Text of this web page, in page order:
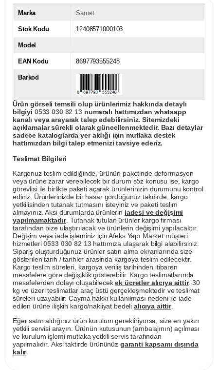
Marka Samet
Stok Kodu 12408571000103
Model
EAN Kodu 8697793555248
Barkod
Ürün görseli temsili olup ürünlerimiz hakkında detaylı
bilgiyi 0533 030 82 13numaralı hattımızdan whatsapp
kanalı veya arayarak talep edebilirsiniz. Sitemizdeki
açıklamalar sürekli olarak güncellenmektedir. Bazı detaylar
sadece kataloglarda yer aldığı için mutlaka destek
hattımızdan bilgi talep etmenizi tavsiye ederiz.
Teslimat Bilgileri
Kargonuz teslim edildiğinde, ürünün paketinde deformasyon
veya ürüne zarar verebilecek bir durum söz konusu ise, kargo
görevlisi ile birlikte paketi açarak ürünlerinizin durumunu kontrol
ediniz. Ürünlerinizde bir hasar gördüğünüz takdirde, kargo
yetkilisinden tutanak tutmasını isteyiniz ve paketi teslim
almayınız. Aksi durumlarda ürünlerin iadesi ve değişimi
yapılmamaktadır. Tutanak tutulan ürünler kargo firması
tarafından bize ulaştırılacak ve ürünlerin değişimi yapılacaktır.
Değişim veya iade işleminiz için Afeks Yapı Market müşteri
hizmetleri0533 030 82 13hattımıza ulaşarak bilgi alabilirsiniz.
Sipariş oluşturduğunuz ürünler satın alma ekranlarında size
gösterilen tarih / tarihler arasında kargoya teslim edilecektir.
Kargo teslim süreleri, kargoya veriliş tarihinden itibaren
mesafelere göre değişiklik gösterebilir. Kargo teslimatlarında
mesafelerden dolayı oluşabilecekek ücretler alıcıya aittir. 30
kg ve üzeri teslimatlar araç üstü gerçekleşmektedir ve teslimat
süreleri uzayabilir. Cayma hakkı kullanılması nedeni ile iade
edilen ürüne ilişkin kargo/nakliyat bedeli alıcıya aittir.
Eğer satın aldığınız ürün kurulum gerektiriyorsa, size en yakın
yetkili servisi arayın. Ürünün kutusunun (ambalajının) açılması
ve kurulum işlemi mutlaka yetkili servis tarafından
yapılmalıdır. Aksi taktirde ürününüz garanti kapsamı dışında
kalır.